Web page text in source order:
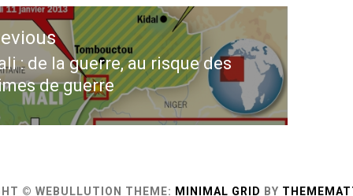
: de la guerre, au risque des
de guerre
© WEBULLUTION THEME: MINIMAL GRID BY